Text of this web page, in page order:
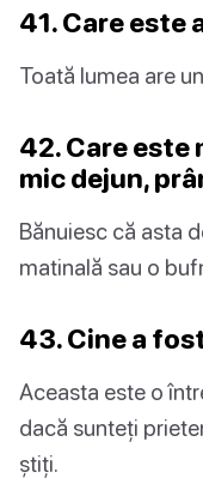
41. Care este
Toată lumea are
42. Care este
mic dejun,
Bănuiesc că asta
matinală sau o
43. Cine a
Aceasta este o
dacă sunteți
știți.